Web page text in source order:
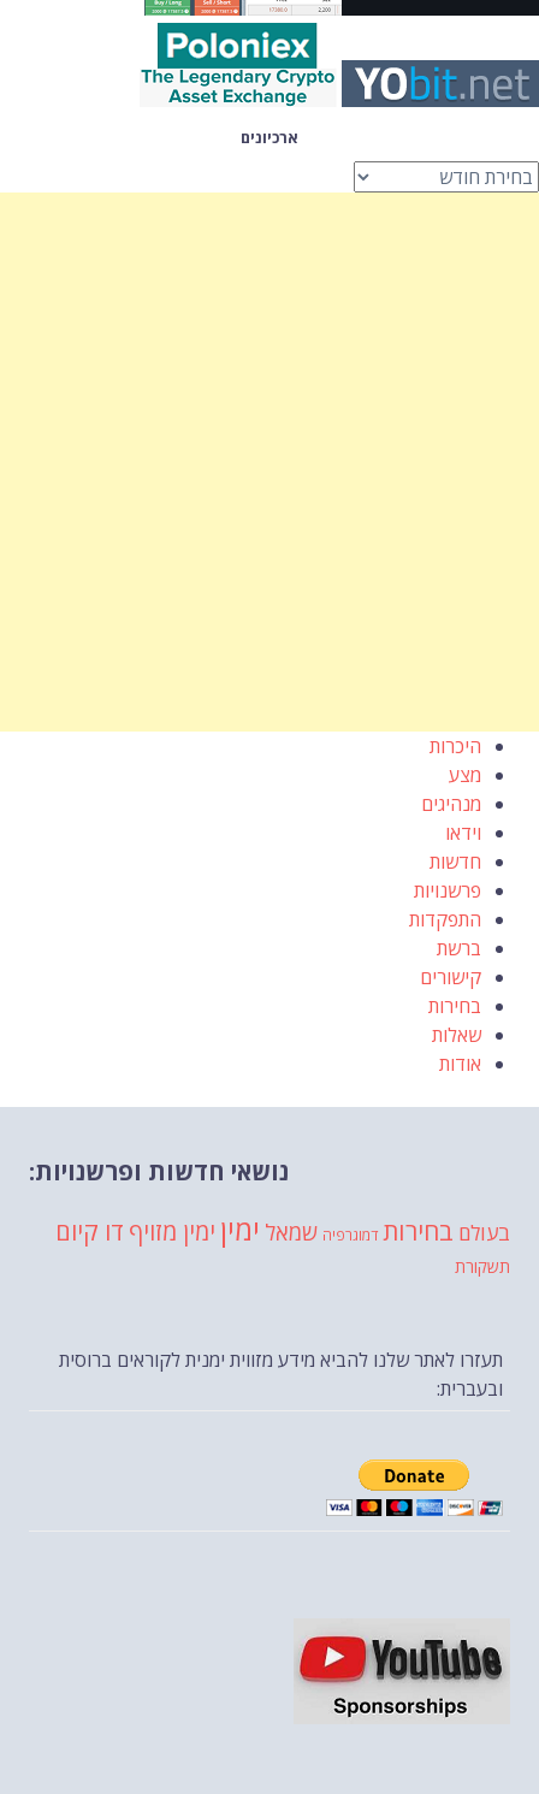
ארכיונים
ארכיונים
היכרות
מצע
מנהיגים
וידאו
חדשות
פרשנויות
התפקדות
ברשת
קישורים
בחירות
שאלות
אודות
נושאי חדשות ופרשנויות:
בעולם בחירות דמוגרפיה שמאל ימין ימין מזויף דו קיום
תשקורת
תעזרו לאתר שלנו להביא מידע מזווית ימנית לקוראים ברוסית
ובעברית: